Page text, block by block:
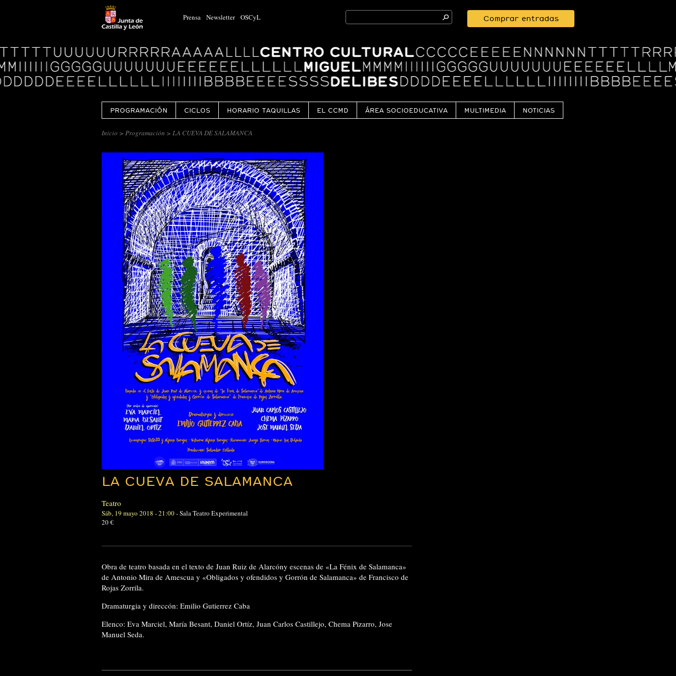
Prensa Newsletter OSCyL
Search
for:
Comprar entradas
Logo
Centro
Cultural
Miguel
Delibes
PROGRAMACIÓN CICLOS HORARIO TAQUILLAS EL CCMD ÁREA SOCIOEDUCATIVA MULTIMEDIA NOTICIAS
Inicio > Programación > LA CUEVA DE SALAMANCA
LA CUEVA DE SALAMANCA
Teatro
Sáb, 19 mayo 2018 - 21:00-Sala Teatro Experimental
20 €
Obra de teatro basada en el texto de Juan Ruiz de Alarcóny escenas de «La Fénix de Salamanca»
de Antonio Mira de Amescua y «Obligados y ofendidos y Gorrón de Salamanca» de Francisco de
Rojas Zorrila.
Dramaturgia y direccón: Emilio Gutierrez Caba
Elenco: Eva Marciel, María Besant, Daniel Ortíz, Juan Carlos Castillejo, Chema Pizarro, Jose
Manuel Seda.